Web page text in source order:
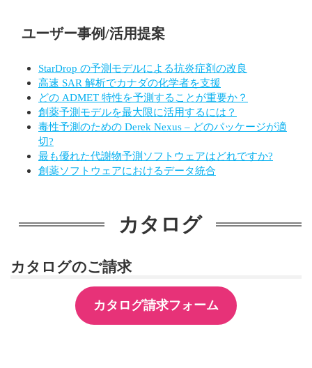
ユーザー事例/活用提案
StarDrop の予測モデルによる抗炎症剤の改良
高速 SAR 解析でカナダの化学者を支援
どの ADMET 特性を予測することが重要か？
創薬予測モデルを最大限に活用するには？
毒性予測のための Derek Nexus – どのパッケージが適
切?
最も優れた代謝物予測ソフトウェアはどれですか?
創薬ソフトウェアにおけるデータ統合
カタログ
カタログのご請求
カタログ請求フォーム